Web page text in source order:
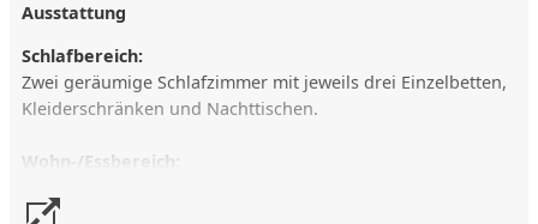
Ausstattung
Schlafbereich:
Zwei geräumige Schlafzimmer mit jeweils drei Einzelbetten,
Kleiderschränken und Nachttischen.
Wohn-/Essbereich:
TV, Kamin, Schreibtisch und großer Esstafel für 6 Personen.